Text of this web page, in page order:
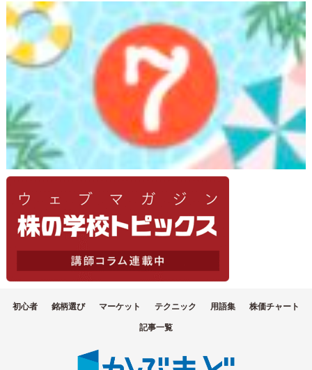
初心者 銘柄選び マーケット テクニック 用語集 株価チャート
記事一覧